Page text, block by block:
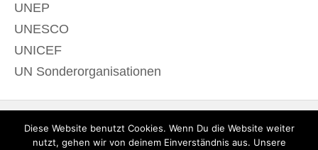
UNEP
UNESCO
UNICEF
UN Sonderorganisationen
Diese Website benutzt Cookies. Wenn Du die Website weiter
nutzt, gehen wir von deinem Einverständnis aus. Unsere